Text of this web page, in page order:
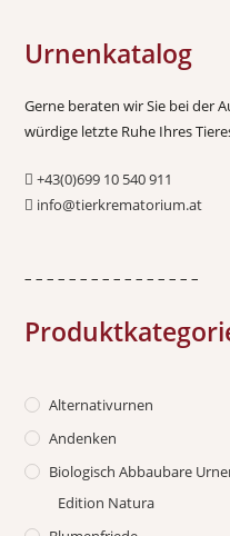
Urnenkatalog
Gerne beraten wir Sie bei der
würdige letzte Ruhe Ihres
+43(0)699 10 540 911
info@tierkrematorium.at
– – – – – – – – – – – – – – – –
Alternativurnen
Andenken
Biologisch Abbaubare
Edition Natura